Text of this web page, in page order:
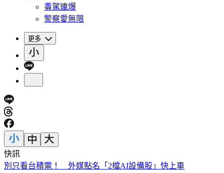
毒駕連爆
警察愛無限
更多
快訊
白海豚暴風圈縮小！掃過北部近海「雨狂炸」 這天才遠離